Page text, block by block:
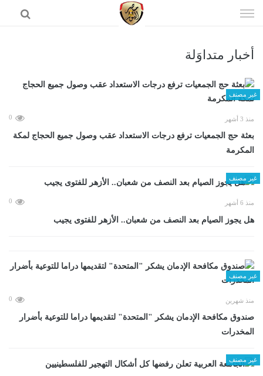
الى
أخبار متداوَلة
غير مصنف
منذ 3 أشهر 0
بعثة حج الجمعيات ترفع درجات الاستعداد عقب وصول جميع الحجاج لمكة
المكرمة
غير مصنف
منذ 6 أشهر 0
هل يجوز الصيام بعد النصف من شعبان.. الأزهر للفتوى يجيب
غير مصنف
منذ شهرين 0
صندوق مكافحة الإدمان يشكر "المتحدة" لتقديمها دراما للتوعية بأضرار
المخدرات
غير مصنف